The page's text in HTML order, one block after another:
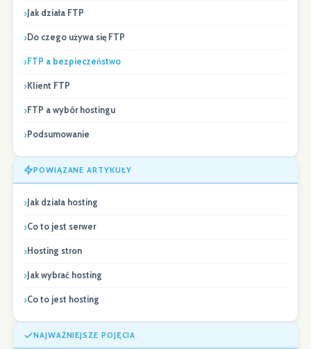
Jak działa FTP
Do czego używa się FTP
FTP a bezpieczeństwo
Klient FTP
FTP a wybór hostingu
Podsumowanie
POWIĄZANE ARTYKUŁY
Jak działa hosting
Co to jest serwer
Hosting stron
Jak wybrać hosting
Co to jest hosting
NAJWAŻNIEJSZE POJĘCIA